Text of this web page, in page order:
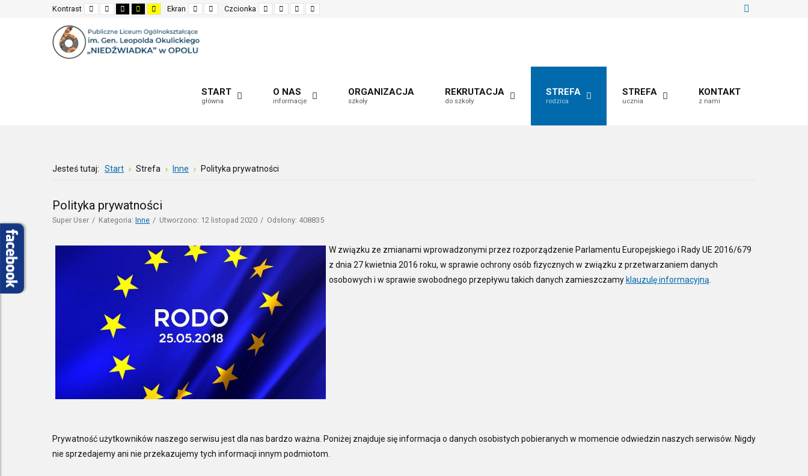
Kontrast
Default
mode
Night
mode
High
contrast
white
mode
High
contrast
yellow
mode
High
contrast
black
mode
Ekran
Fixed
layout
Wide
layout
Czcionka
smallerlarger
Make
fontdefault
START
główna
O NAS
informacje
ORGANIZACJA
szkoły
REKRUTACJA
do szkoły
STREFA
rodzica
STREFA
ucznia
KONTAKT
z nami
Jesteś tutaj: Start Strefa Inne Polityka prywatności
Polityka prywatności
Super User Kategoria: Inne Utworzono: 12 listopad 2020 Odsłony: 408835
W związku ze zmianami wprowadzonymi przez rozporządzenie Parlamentu Europejskiego i Rady UE 2016/679
z dnia 27 kwietnia 2016 roku, w sprawie ochrony osób fizycznych w związku z przetwarzaniem danych
osobowych i w sprawie swobodnego przepływu takich danych zamieszczamy klauzulę informacyjną
Prywatność użytkowników naszego serwisu jest dla nas bardzo ważna. Poniżej znajduje się informacja o danych osobistych pobieranych w momencie odwiedzin naszych serwisów. Nigdy
nie sprzedajemy ani nie przekazujemy tych informacji innym podmiotom.